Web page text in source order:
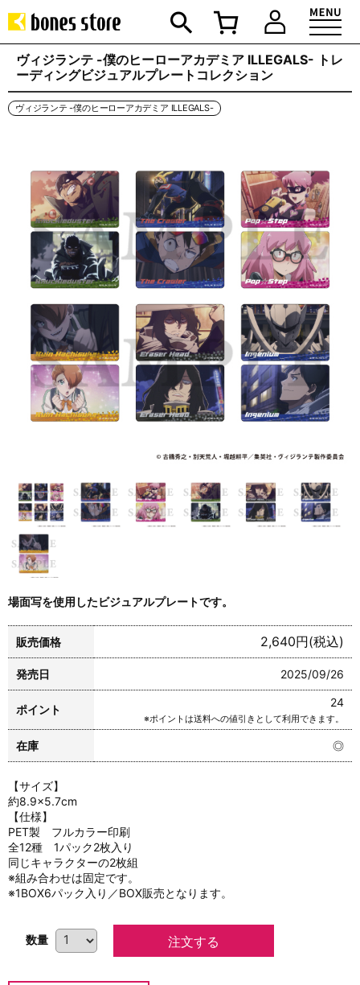
ヴィジランテ -僕のヒーローアカデミア ILLEGALS- トレ
ーディングビジュアルプレートコレクション
ヴィジランテ -僕のヒーローアカデミア ILLEGALS-
場面写を使用したビジュアルプレートです。
販売価格 2,640円(税込)
発売日 2025/09/26
ポイント
24
※ポイントは送料への値引きとして利用できます。
在庫 ◎
【サイズ】
約8.9×5.7cm
【仕様】
PET製 フルカラー印刷
全12種 1パック2枚入り
同じキャラクターの2枚組
※組み合わせは固定です。
※1BOX6パック入り／BOX販売となります。
数量